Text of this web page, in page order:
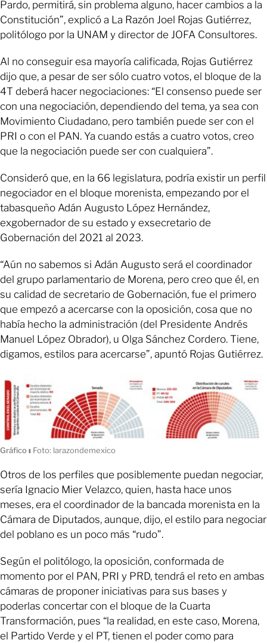
Pardo, permitirá, sin problema alguno, hacer cambios a la
Constitución”, explicó a La Razón Joel Rojas Gutiérrez,
politólogo por la UNAM y director de JOFA Consultores.
Al no conseguir esa mayoría calificada, Rojas Gutiérrez
dijo que, a pesar de ser sólo cuatro votos, el bloque de la
4T deberá hacer negociaciones: “El consenso puede ser
con una negociación, dependiendo del tema, ya sea con
Movimiento Ciudadano, pero también puede ser con el
PRI o con el PAN. Ya cuando estás a cuatro votos, creo
que la negociación puede ser con cualquiera”.
Consideró que, en la 66 legislatura, podría existir un perfil
negociador en el bloque morenista, empezando por el
tabasqueño Adán Augusto López Hernández,
exgobernador de su estado y exsecretario de
Gobernación del 2021 al 2023.
“Aún no sabemos si Adán Augusto será el coordinador
del grupo parlamentario de Morena, pero creo que él, en
su calidad de secretario de Gobernación, fue el primero
que empezó a acercarse con la oposición, cosa que no
había hecho la administración (del Presidente Andrés
Manuel López Obrador), u Olga Sánchez Cordero. Tiene,
digamos, estilos para acercarse”, apuntó Rojas Gutiérrez.
Gráficoı Foto: larazondemexico
Otros de los perfiles que posiblemente puedan negociar,
sería Ignacio Mier Velazco, quien, hasta hace unos
meses, era el coordinador de la bancada morenista en la
Cámara de Diputados, aunque, dijo, el estilo para negociar
del poblano es un poco más “rudo”.
Según el politólogo, la oposición, conformada de
momento por el PAN, PRI y PRD, tendrá el reto en ambas
cámaras de proponer iniciativas para sus bases y
poderlas concertar con el bloque de la Cuarta
Transformación, pues “la realidad, en este caso, Morena,
el Partido Verde y el PT, tienen el poder como para